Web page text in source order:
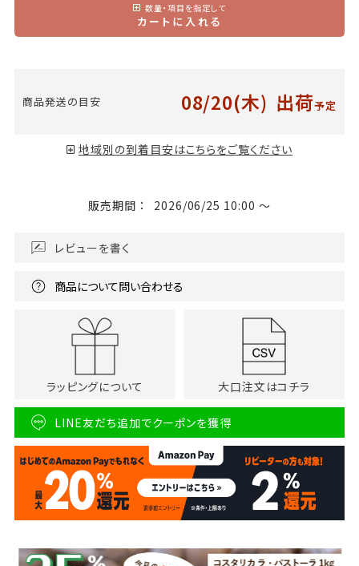
数量・項目を指定して
カートに入れる
商品発送の目安 08/20(木) 出荷予定
地域別の到着目安はこちらをご覧ください
販売期間 2026/06/25 10:00〜
レビューを書く
商品について問い合わせる
ラッピングについて 大口注文はコチラ
LINE友だち追加でクーポンを獲得